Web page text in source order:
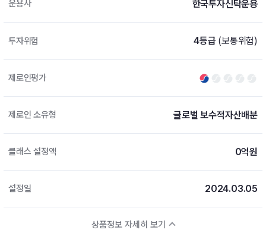
운용사 한국투자신탁운용
투자위험 4등급 (보통위험)
제로인평가
제로인 소유형 글로벌 보수적자산배분
클래스 설정액 0억원
설정일 2024.03.05
상품정보 자세히 보기
투자 라이브러리
ETF 처음투자
내맘대로 만들기
DIY 포트 관리
고객라운지
이벤트
공지사항
FAQ